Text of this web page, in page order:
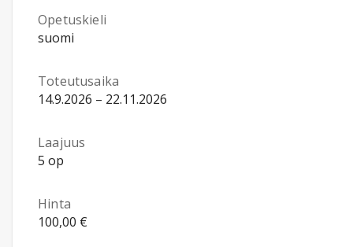
Opetuskieli
suomi
Toteutusaika
14.9.2026 – 22.11.2026
Laajuus
5 op
Hinta
100,00 €